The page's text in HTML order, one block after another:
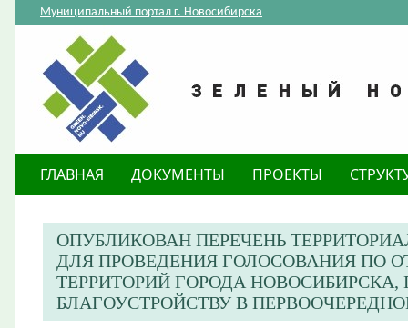
Муниципальный портал г. Новосибирска
ГЛАВНАЯ ДОКУМЕНТЫ ПРОЕКТЫ
ОПУБЛИКОВАН ПЕРЕЧЕНЬ
ДЛЯ ПРОВЕДЕНИЯ ГОЛОСОВАНИЯ ПО
ТЕРРИТОРИЙ ГОРОДА
БЛАГОУСТРОЙСТВУ В